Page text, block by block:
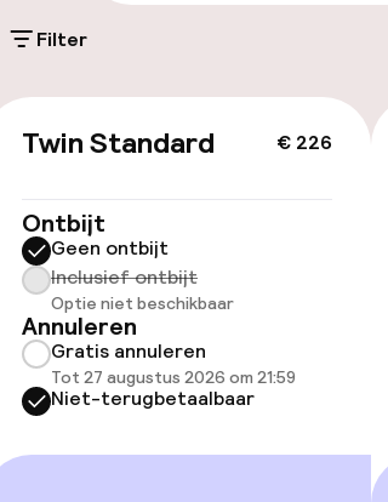
terrein (binnen)
PLN 120,00 per dag
Toegankelijkheid
Overal rolstoeltoegankelijk
Voor toegankelijkheid
geoptimaliseerde kamers
beschikbaar
Kamers
Aansluitende kamers beschikbaar
Filter
€ 226
Twin Standard
Ontbijt
Geen ontbijt
Inclusief ontbijt
Optie niet beschikbaar
Annuleren
Gratis annuleren
Tot 27 augustus 2026 om 21:59
Niet-terugbetaalbaar